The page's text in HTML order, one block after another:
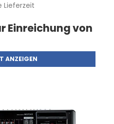
Lieferzeit
Einreichung von
ANZEIGEN